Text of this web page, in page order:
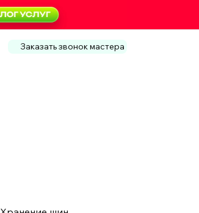
Заказать звонок мастера